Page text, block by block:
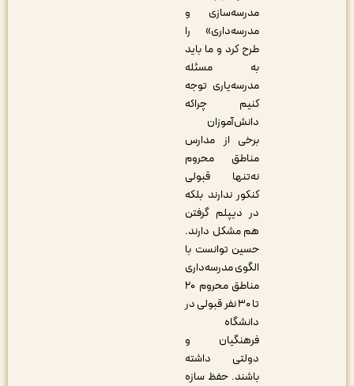
مدرسه‌سازی و
مدرسه‌داری» را
طرح کرد و ما باید
به مسئله
مدرسه‌یاری توجه
کنیم چراکه
دانش‌آموزان
برخی از مدارس
مناطق محروم
نه‌تنها قبولی
کنکور ندارند بلکه
در دیپلم گرفتن
هم مشکل دارند.
حسین توانست با
الگوی مدرسه‌داری
مناطق محروم ۲۰
تا ۳۰ نفر قبولی در
فرهنگیان و
دولتی داشته
باشند. حفظ سازه